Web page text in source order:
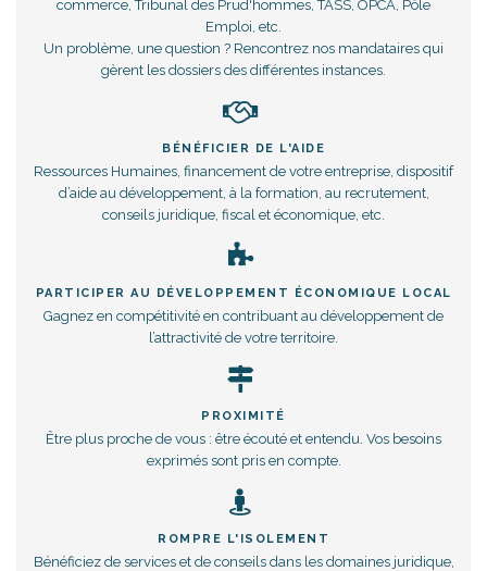
commerce, Tribunal des Prud'hommes, TASS, OPCA, Pôle
Emploi, etc.
Un problème, une question ? Rencontrez nos mandataires qui
gèrent les dossiers des différentes instances.
BÉNÉFICIER DE L'AIDE
Ressources Humaines, financement de votre entreprise, dispositif
d’aide au développement, à la formation, au recrutement,
conseils juridique, fiscal et économique, etc.
PARTICIPER AU DÉVELOPPEMENT ÉCONOMIQUE LOCAL
Gagnez en compétitivité en contribuant au développement de
l’attractivité de votre territoire.
PROXIMITÉ
Être plus proche de vous : être écouté et entendu. Vos besoins
exprimés sont pris en compte.
ROMPRE L'ISOLEMENT
Bénéficiez de services et de conseils dans les domaines juridique,